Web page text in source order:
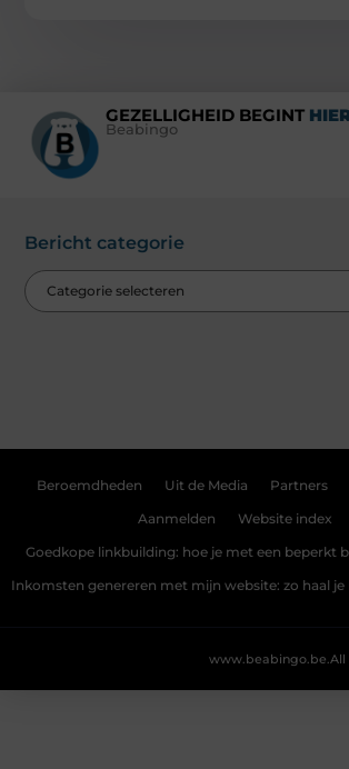
GEZELLIGHEID BEGINT
Beabingo
Bericht categorie
Beroemdheden Uit de Media Partners
Aanmelden Website index
Goedkope linkbuilding: hoe je met een beperkt
Inkomsten genereren met mijn website: zo haal
All
www.beabingo.be.